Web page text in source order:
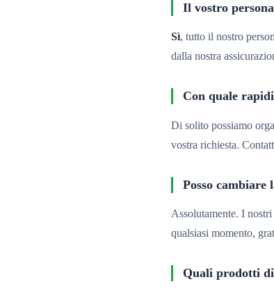
Il vostro
Sì, tutto il nostro
dalla nostra
Con quale
Di solito possiamo
vostra richiesta.
Posso cambiare
Assolutamente. I
qualsiasi momento,
Quali prodotti